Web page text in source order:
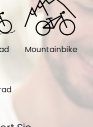
Mountainbike